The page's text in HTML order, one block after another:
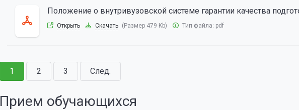
Положение о внутривузовской системе гарантии качества
Открыть Скачать (Размер 479 Kb) Тип файла: pdf
1 2 3 След.
Прием обучающихся